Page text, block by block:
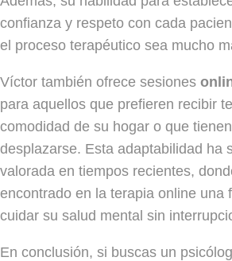
confianza y respeto con cada
el proceso terapéutico sea mucho
Víctor también ofrece sesiones
para aquellos que prefieren recibir
comodidad de su hogar o que
desplazarse. Esta adaptabilidad ha
valorada en tiempos recientes,
encontrado en la terapia online una
cuidar su salud mental sin
En conclusión, si buscas un